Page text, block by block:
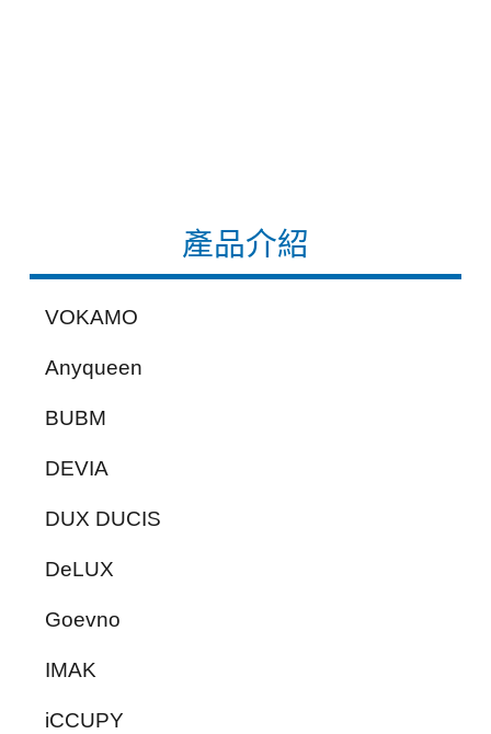
產品介紹
VOKAMO
Anyqueen
BUBM
DEVIA
DUX DUCIS
DeLUX
Goevno
IMAK
iCCUPY